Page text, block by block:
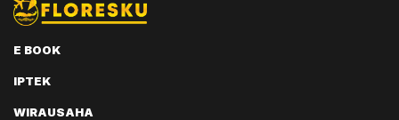
E BOOK
IPTEK
WIRAUSAHA